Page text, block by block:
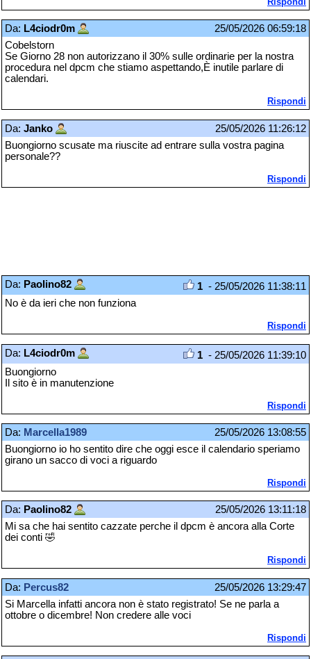
Da: L4ciodr0m
25/05/2026 06:59:18
Cobelstorn
Se Giorno 28 non autorizzano il 30% sulle ordinarie per la nostra
procedura nel dpcm che stiamo aspettando,È inutile parlare di
calendari.
Rispondi
Da: Janko
25/05/2026 11:26:12
Buongiorno scusate ma riuscite ad entrare sulla vostra pagina
personale??
Rispondi
Da: Paolino82 1 - 25/05/2026 11:38:11
No è da ieri che non funziona
Rispondi
Da: L4ciodr0m 1 - 25/05/2026 11:39:10
Buongiorno
Il sito è in manutenzione
Rispondi
Da: Marcella1989
25/05/2026 13:08:55
Buongiorno io ho sentito dire che oggi esce il calendario speriamo
girano un sacco di voci a riguardo
Rispondi
Da: Paolino82
25/05/2026 13:11:18
Mi sa che hai sentito cazzate perche il dpcm è ancora alla Corte
dei conti 🤣
Rispondi
Da: Percus82
25/05/2026 13:29:47
Si Marcella infatti ancora non è stato registrato! Se ne parla a
ottobre o dicembre! Non credere alle voci
Rispondi